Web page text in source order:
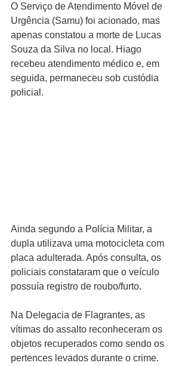
O Serviço de Atendimento Móvel de
Urgência (Samu) foi acionado, mas
apenas constatou a morte de Lucas
Souza da Silva no local. Hiago
recebeu atendimento médico e, em
seguida, permaneceu sob custódia
policial.
Ainda segundo a Polícia Militar, a
dupla utilizava uma motocicleta com
placa adulterada. Após consulta, os
policiais constataram que o veículo
possuía registro de roubo/furto.
Na Delegacia de Flagrantes, as
vítimas do assalto reconheceram os
objetos recuperados como sendo os
pertences levados durante o crime.